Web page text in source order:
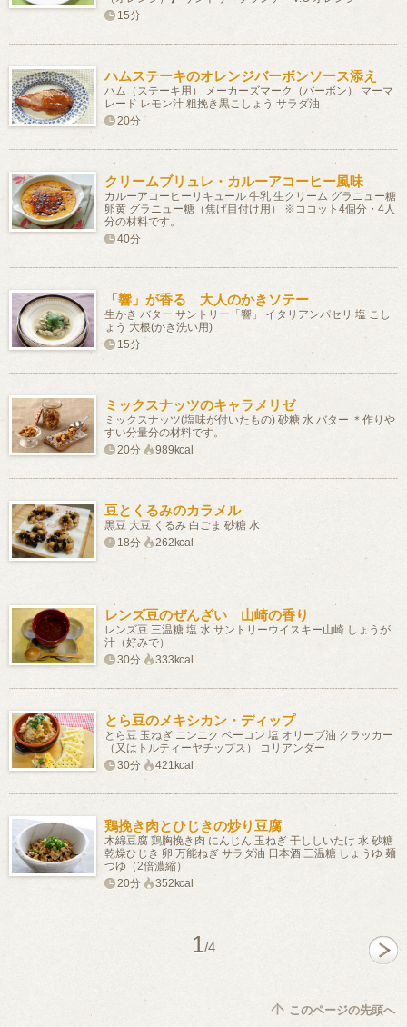
15分
ハムステーキのオレンジバーボンソース添え
ハム（ステーキ用） メーカーズマーク（バーボン） マーマ
レード レモン汁 粗挽き黒こしょう サラダ油
20分
クリームブリュレ・カルーアコーヒー風味
カルーアコーヒーリキュール 牛乳 生クリーム グラニュー糖
卵黄 グラニュー糖（焦げ目付け用） ※ココット4個分・4人
分の材料です。
40分
「響」が香る 大人のかきソテー
生かき バター サントリー「響」 イタリアンパセリ 塩 こし
ょう 大根(かき洗い用)
15分
ミックスナッツのキャラメリゼ
ミックスナッツ(塩味が付いたもの) 砂糖 水 バター ＊作りや
すい分量分の材料です。
20分
989kcal
豆とくるみのカラメル
黒豆 大豆 くるみ 白ごま 砂糖 水
18分
262kcal
レンズ豆のぜんざい 山崎の香り
レンズ豆 三温糖 塩 水 サントリーウイスキー山崎 しょうが
汁（好みで）
30分
333kcal
とら豆のメキシカン・ディップ
とら豆 玉ねぎ ニンニク ベーコン 塩 オリーブ油 クラッカー
（又はトルティーヤチップス） コリアンダー
30分
421kcal
鶏挽き肉とひじきの炒り豆腐
木綿豆腐 鶏胸挽き肉 にんじん 玉ねぎ 干ししいたけ 水 砂糖
乾燥ひじき 卵 万能ねぎ サラダ油 日本酒 三温糖 しょうゆ 麺
つゆ（2倍濃縮）
20分
352kcal
1/4
このページの先頭へ